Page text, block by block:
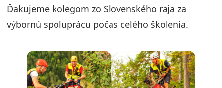
Ďakujeme kolegom zo Slovenského raja za
výbornú spoluprácu počas celého školenia.